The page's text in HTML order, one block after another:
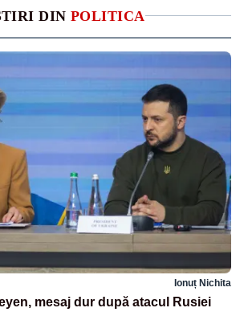
DIN POLITICA
Ionuț Nichita
mesaj dur după atacul Rusiei